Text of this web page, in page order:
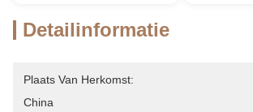
Detailinformatie
Plaats Van Herkomst:
China